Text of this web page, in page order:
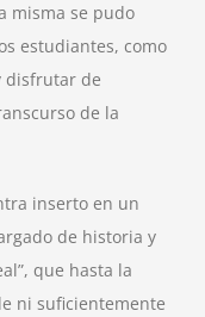
misma se pudo
estudiantes, como
disfrutar de
de la
inserto en un
de historia y
que hasta la
ni suficientemente